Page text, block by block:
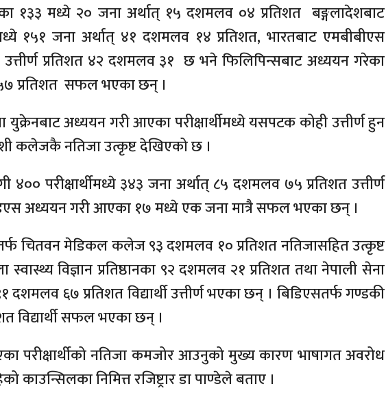
१३३ मध्ये २० जना अर्थात् १५ दशमलव ०४ प्रतिशत बङ्गलादेशबाट
१५१ जना अर्थात् ४१ दशमलव १४ प्रतिशत, भारतबाट एमबीबीएस
उत्तीर्ण प्रतिशत ४२ दशमलव ३१ छ भने फिलिपिन्सबाट अध्ययन गरेका
५७ प्रतिशत सफल भएका छन् ।
युक्रेनबाट अध्ययन गरी आएका परीक्षार्थीमध्ये यसपटक कोही उत्तीर्ण हुन
कलेजकै नतिजा उत्कृष्ट देखिएको छ ।
परीक्षार्थीमध्ये ३४३ जना अर्थात् ८५ दशमलव ७५ प्रतिशत उत्तीर्ण
अध्ययन गरी आएका १७ मध्ये एक जना मात्रै सफल भएका छन् ।
चितवन मेडिकल कलेज ९३ दशमलव १० प्रतिशत नतिजासहित उत्कृष्ट
विज्ञान प्रतिष्ठानका ९२ दशमलव २१ प्रतिशत तथा नेपाली सेना
दशमलव ६७ प्रतिशत विद्यार्थी उत्तीर्ण भएका छन् । बिडिएसतर्फ गण्डकी
सफल भएका छन् ।
परीक्षार्थीको नतिजा कमजोर आउनुको मुख्य कारण भाषागत अवरोध
काउन्सिलका निमित्त रजिष्ट्रार डा पाण्डेले बताए ।